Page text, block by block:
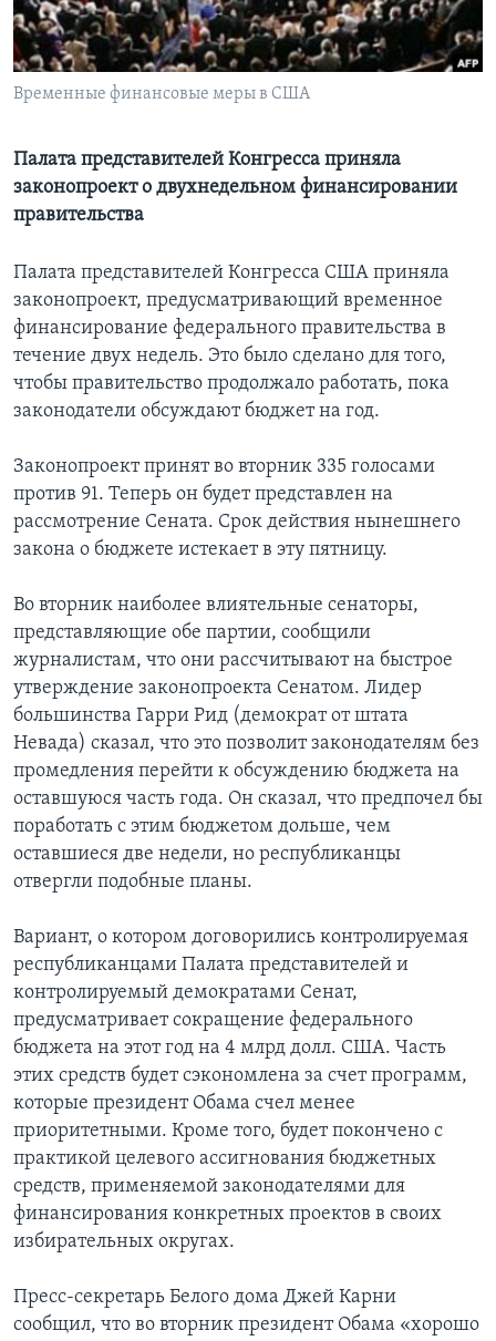
Learning English
СОЦИАЛЬНЫЕ СЕТИ
Языки
Временные финансовые меры в США
Палата представителей Конгресса приняла
законопроект о двухнедельном финансировании
правительства
Палата представителей Конгресса США приняла
законопроект, предусматривающий временное
финансирование федерального правительства в
течение двух недель. Это было сделано для того,
чтобы правительство продолжало работать, пока
законодатели обсуждают бюджет на год.
Законопроект принят во вторник 335 голосами
против 91. Теперь он будет представлен на
рассмотрение Сената. Срок действия нынешнего
закона о бюджете истекает в эту пятницу.
Во вторник наиболее влиятельные сенаторы,
представляющие обе партии, сообщили
журналистам, что они рассчитывают на быстрое
утверждение законопроекта Сенатом. Лидер
большинства Гарри Рид (демократ от штата
Невада) сказал, что это позволит законодателям без
промедления перейти к обсуждению бюджета на
оставшуюся часть года. Он сказал, что предпочел бы
поработать с этим бюджетом дольше, чем
оставшиеся две недели, но республиканцы
отвергли подобные планы.
Вариант, о котором договорились контролируемая
республиканцами Палата представителей и
контролируемый демократами Сенат,
предусматривает сокращение федерального
бюджета на этот год на 4 млрд долл. США. Часть
этих средств будет сэкономлена за счет программ,
которые президент Обама счел менее
приоритетными. Кроме того, будет покончено с
практикой целевого ассигнования бюджетных
средств, применяемой законодателями для
финансирования конкретных проектов в своих
избирательных округах.
Пресс-секретарь Белого дома Джей Карни
сообщил, что во вторник президент Обама «хорошо